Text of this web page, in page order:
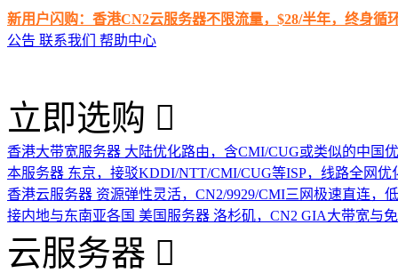
新用户闪购：香港CN2云服务器不限流量，$28/半年，终身循
公告 联系我们 帮助中心
立即选购
香港大带宽服务器 大陆优化路由，含CMI/CUG或类似的中国
本服务器 东京，接驳KDDI/NTT/CMI/CUG等ISP，线路全网优
香港云服务器 资源弹性灵活，CN2/9929/CMI三网极速直连，
接内地与东南亚各国 美国服务器 洛杉矶，CN2 GIA大带宽与
云服务器